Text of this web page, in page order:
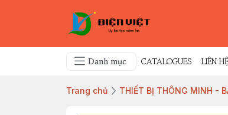
Danh mục CATALOGUES LIÊN
Trang chủ THIẾT BỊ THÔNG MINH -